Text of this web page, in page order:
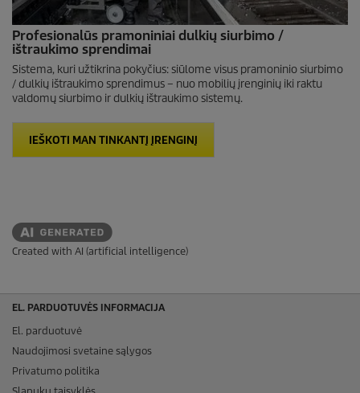
Profesionalūs pramoniniai dulkių siurbimo /
ištraukimo sprendimai
Sistema, kuri užtikrina pokyčius: siūlome visus pramoninio siurbimo
/ dulkių ištraukimo sprendimus – nuo mobilių įrenginių iki raktu
valdomų siurbimo ir dulkių ištraukimo sistemų.
IEŠKOTI MAN TINKANTĮ ĮRENGINĮ
Created with AI (artificial intelligence)
EL. PARDUOTUVĖS INFORMACIJA
El. parduotuvė
Naudojimosi svetaine sąlygos
Privatumo politika